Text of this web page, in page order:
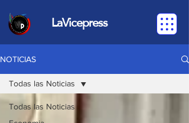
LaVicepress
NOTICIAS
Todas las Noticias
Todas las Noticias